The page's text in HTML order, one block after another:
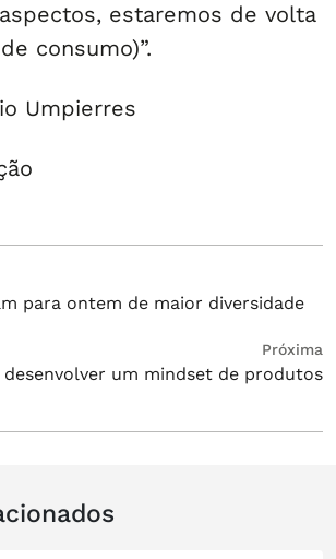
estaremos de volta
consumo)”.
Umpierres
para ontem de maior diversidade
Próxima
desenvolver um mindset de produtos